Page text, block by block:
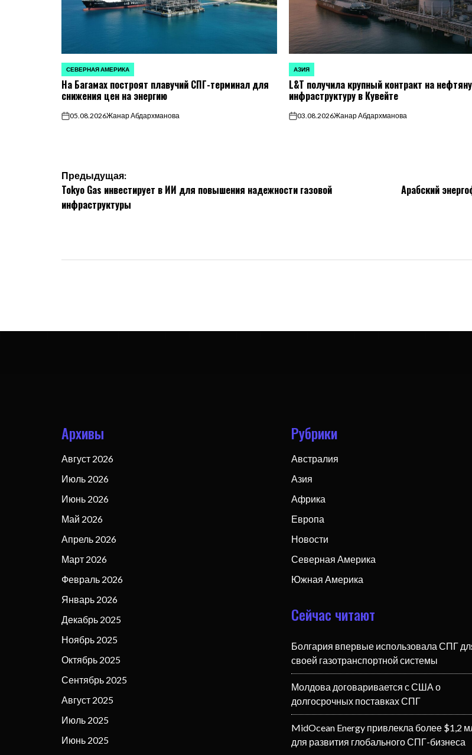
ОПУБЛИКОВАНО
В
СЕВЕРНАЯ АМЕРИКА
На Багамах построят плавучий СПГ-терминал для
снижения цен на энергию
on05.08.2026Жанар Абдархманова
ОПУБЛИКОВАНО
АЗИЯ
L&T получила крупный контракт на
инфраструктуру в Кувейте
on03.08.2026Жанар Абдархманова
Навигация
по
Предыдущая:
Tokyo Gas инвестирует в ИИ для повышения надежности газовой
инфраструктуры
Арабский
Архивы
Август 2026
Июль 2026
Июнь 2026
Май 2026
Апрель 2026
Март 2026
Февраль 2026
Январь 2026
Декабрь 2025
Ноябрь 2025
Октябрь 2025
Сентябрь 2025
Август 2025
Июль 2025
Июнь 2025
Рубрики
Австралия
Азия
Африка
Европа
Новости
Северная Америка
Южная Америка
Сейчас читают
Болгария впервые использовала СПГ
своей газотранспортной системы
Молдова договаривается с США о
долгосрочных поставках СПГ
MidOcean Energy привлекла более $1,2
для развития глобального СПГ-бизнеса